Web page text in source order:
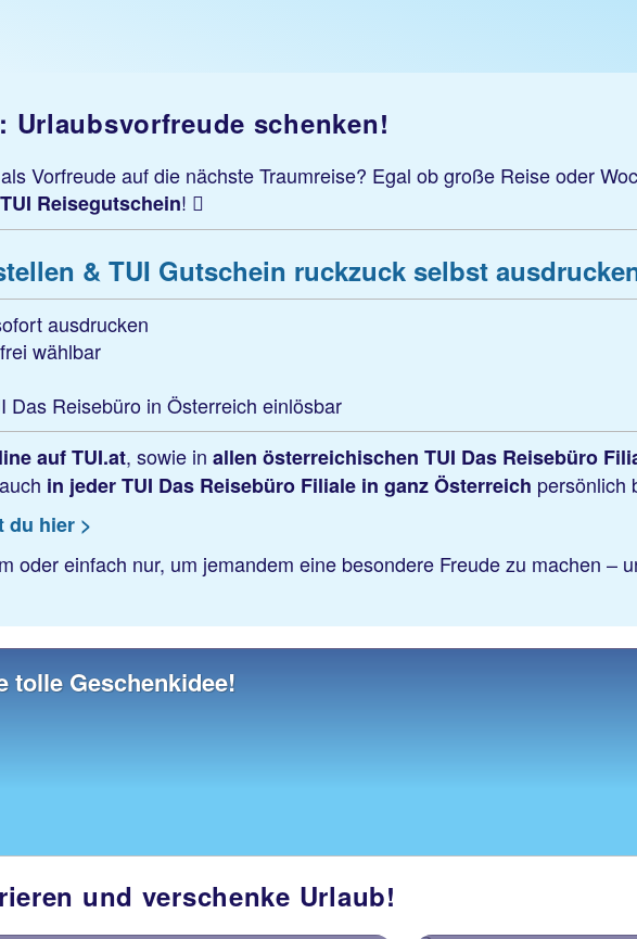
Urlaubsvorfreude schenken!
Vorfreude auf die nächste Traumreise? Egal ob große Reise oder
TUI Reisegutschein!
& TUI Gutschein ruckzuck selbst
ausdrucken
wählbar
Das Reisebüro in Österreich einlösbar
auf TUI.at, sowie in allen österreichischen TUI Das Reisebüro
in jeder TUI Das Reisebüro Filiale in ganz Österreich persönlich
du hier >
oder einfach nur, um jemandem eine besondere Freude zu machen –
tolle Geschenkidee!
und verschenke Urlaub!